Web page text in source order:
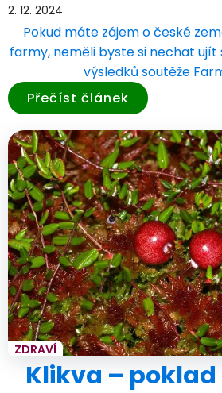
2. 12. 2024
Pokud máte zájem o české
farmy, neměli byste si nechat
výsledků soutěže
Přečíst článek
ZDRAVÍ
Klikva –